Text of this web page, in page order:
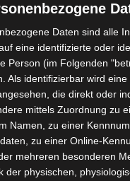
Wetter
Daten sind alle
eine identifizierte oder
Person (im Folgenden
Als identifizierbar wird
die direkt oder
mittels Zuordnung zu
Namen, zu einer
zu einer Online-
mehreren besonderen
der physischen,